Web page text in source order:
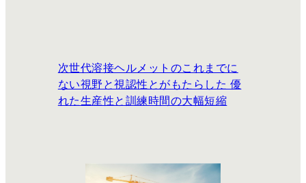
次世代溶接ヘルメットのこれまでに
ない視野と視認性とがもたらした 優
れた生産性と訓練時間の大幅短縮